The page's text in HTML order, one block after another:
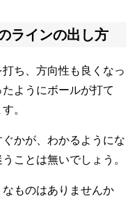
ラインの出し方
ち、方向性も良くなっ
ようにボールが打て
。
かが、わかるようにな
ことは無いでしょう。
ものはありませんか